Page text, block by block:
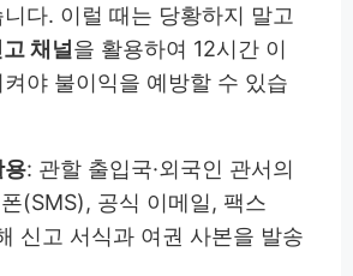
다. 이럴 때는 당황하지 말고
채널 을 활용하여 12시간 이
야 불이익을 예방할 수 있습
용: 관할 출입국·외국인 관서의
(SMS), 공식 이메일, 팩스
신고 서식과 여권 사본을 발송